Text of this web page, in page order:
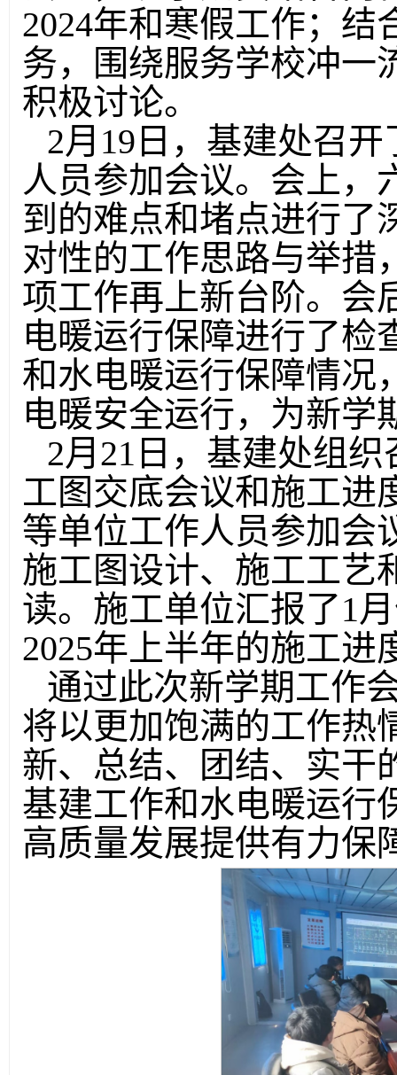
2024年和寒假工作；结
务，围绕服务学校冲一
积极讨论。
2月19日，基建处召
人员参加会议。会上，
到的难点和堵点进行了
对性的工作思路与举措
项工作再上新台阶。会
电暖运行保障进行了检
和水电暖运行保障情况
电暖安全运行，为新学
2月21日，基建处组
工图交底会议和施工进
等单位工作人员参加会
施工图设计、施工工艺
读。施工单位汇报了1
2025年上半年的施工进
通过此次新学期工作
将以更加饱满的工作热
新、总结、团结、实干
基建工作和水电暖运行
高质量发展提供有力保